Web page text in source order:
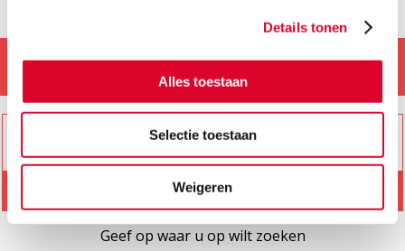
Details tonen
Alles toestaan
Selectie toestaan
Weigeren
Nederland / België
Vind uw dealer
Geef op waar u op wilt zoeken